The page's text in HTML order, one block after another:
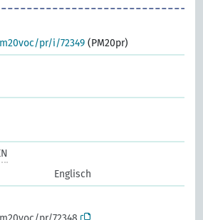
pr/i/72349 (PM20pr)
Englisch